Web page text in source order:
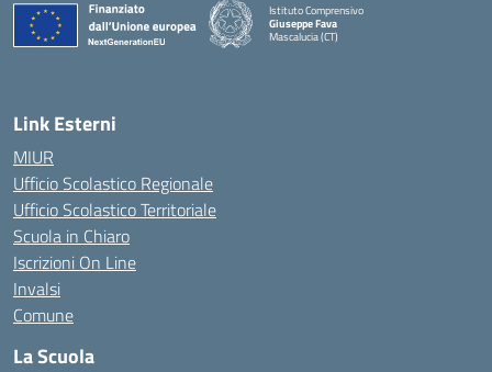
Istituto Comprensivo
Giuseppe Fava
Mascalucia (CT)
Link Esterni
MIUR
Ufficio Scolastico Regionale
Ufficio Scolastico Territoriale
Scuola in Chiaro
Iscrizioni On Line
Invalsi
Comune
La Scuola